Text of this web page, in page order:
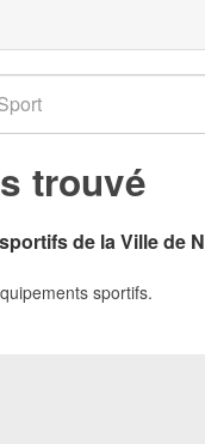
trouvé
de la Ville de
sportifs.